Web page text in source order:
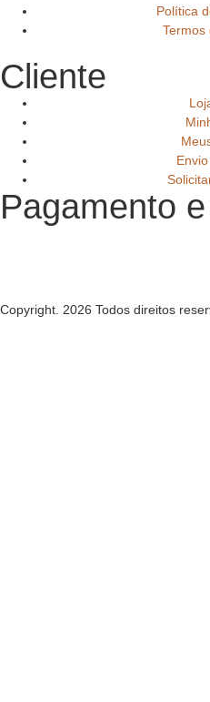
Política
Termos
Cliente
Pagamento
Copyright. 2026 Todos direitos